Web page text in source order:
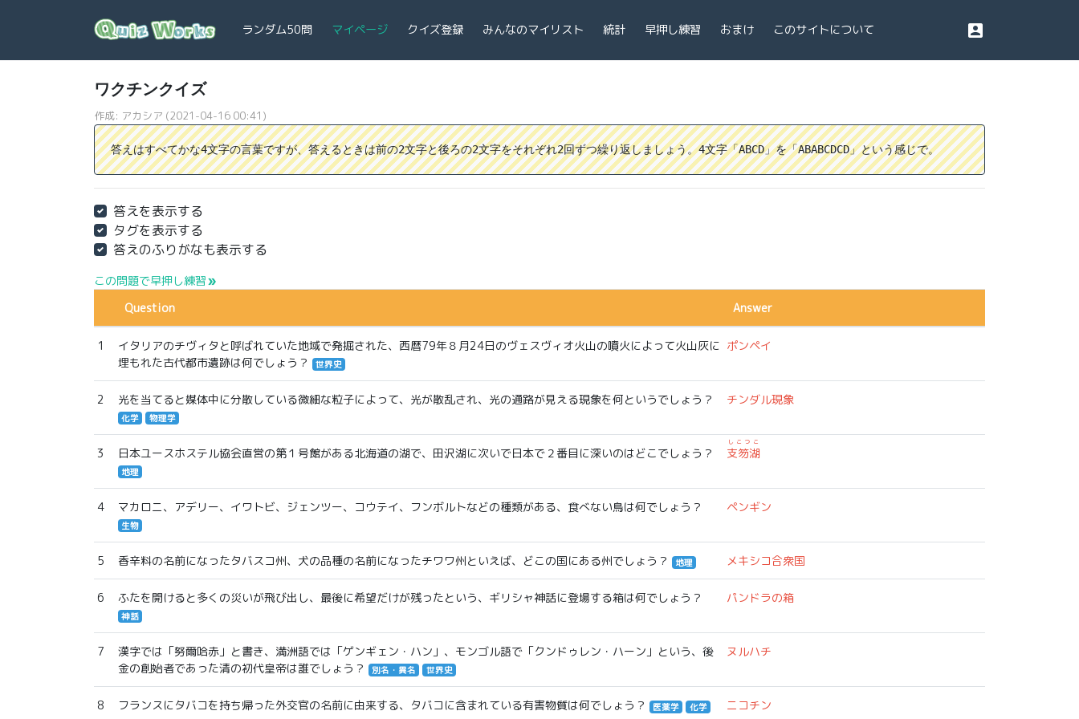
ランダム50問 マイページ クイズ登録 みんなのマイリスト 統計 早押し練習 おまけ このサイトについて account_box
ワクチンクイズ
作成: アカシア (2021-04-16 00:41)
答えはすべてかな4文字の言葉ですが、答えるときは前の2文字と後ろの2文字をそれぞれ2回ずつ繰り返しましょう。4文字「ABCD」を「ABABCDCD」という感じで。
答えを表示する
タグを表示する
答えのふりがなも表示する
この問題で早押し練習 double_arrow
Question Answer
1
イタリアのチヴィタと呼ばれていた地域で発掘された、西暦79年８月24日のヴェスヴィオ火山の噴火によって火山灰に
埋もれた古代都市遺跡は何でしょう？
世界史
ポンペイ
2 光を当てると媒体中に分散している微細な粒子によって、光が散乱され、光の通路が見える現象を何というでしょう？
化学 物理学
チンダル現象
3 日本ユースホステル協会直営の第１号館がある北海道の湖で、田沢湖に次いで日本で２番目に深いのはどこでしょう？
地理
支笏湖
しこつこ
4 マカロニ、アデリー、イワトビ、ジェンツー、コウテイ、フンボルトなどの種類がある、食べない鳥は何でしょう？
生物
ペンギン
5 香辛料の名前になったタバスコ州、犬の品種の名前になったチワワ州といえば、どこの国にある州でしょう？ 地理 メキシコ合衆国
6 ふたを開けると多くの災いが飛び出し、最後に希望だけが残ったという、ギリシャ神話に登場する箱は何でしょう？
神話
パンドラの箱
7
漢字では「努爾哈赤」と書き、満洲語では「ゲンギェン・ハン」、モンゴル語で「クンドゥレン・ハーン」という、後
金の創始者であった清の初代皇帝は誰でしょう？
別名・異名 世界史
ヌルハチ
8 フランスにタバコを持ち帰った外交官の名前に由来する、タバコに含まれている有害物質は何でしょう？ 医薬学 化学 ニコチン